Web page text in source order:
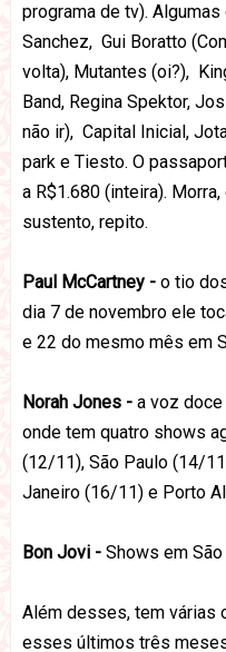
programa de tv).
Sanchez, Gui Boratto
volta), Mutantes (oi?),
Band, Regina Spektor,
não ir), Capital Inicial,
park e Tiesto. O
a R$1.680 (inteira).
sustento, repito.
Paul McCartney - o tio
dia 7 de novembro ele
e 22 do mesmo mês em
Norah Jones - a voz
onde tem quatro shows
(12/11), São Paulo (14/
Janeiro (16/11) e Porto
Bon Jovi - Shows em
Além desses, tem várias
esses últimos três